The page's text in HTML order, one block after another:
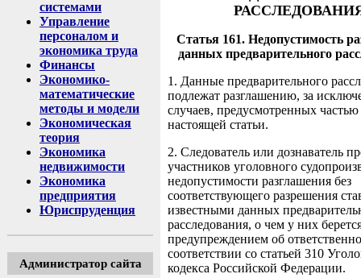
системами
Управление
персоналом и
экономика труда
Финансы
Экономико-
математические
методы и модели
Экономическая
теория
Экономика
недвижимости
Экономика
предприятия
Юриспруденция
Администратор сайта
Статья 161. Недопустимость
данных предварительного
1. Данные предварительного
подлежат разглашению, за
случаев, предусмотренных частью
настоящей статьи.
2. Следователь или дознаватель
участников уголовного
недопустимости разглашения без
соответствующего разрешения
известными данных
расследования, о чем у них
предупреждением об
соответствии со статьей 310
кодекса Российской Федерации.